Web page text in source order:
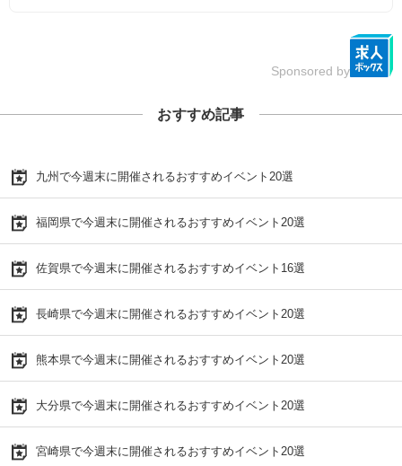
Sponsored by
おすすめ記事
九州で今週末に開催されるおすすめイベント20選
福岡県で今週末に開催されるおすすめイベント20選
佐賀県で今週末に開催されるおすすめイベント16選
長崎県で今週末に開催されるおすすめイベント20選
熊本県で今週末に開催されるおすすめイベント20選
大分県で今週末に開催されるおすすめイベント20選
宮崎県で今週末に開催されるおすすめイベント20選